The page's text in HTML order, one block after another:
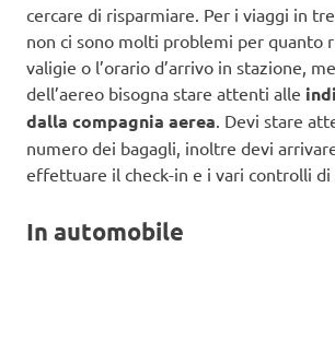
cercare di risparmiare. Per i viaggi in
non ci sono molti problemi per quanto
valigie o l’orario d’arrivo in stazione,
dell’aereo bisogna stare attenti alle
dalla compagnia aerea . Devi stare
numero dei bagagli, inoltre devi
effettuare il check-in e i vari controlli di
In automobile